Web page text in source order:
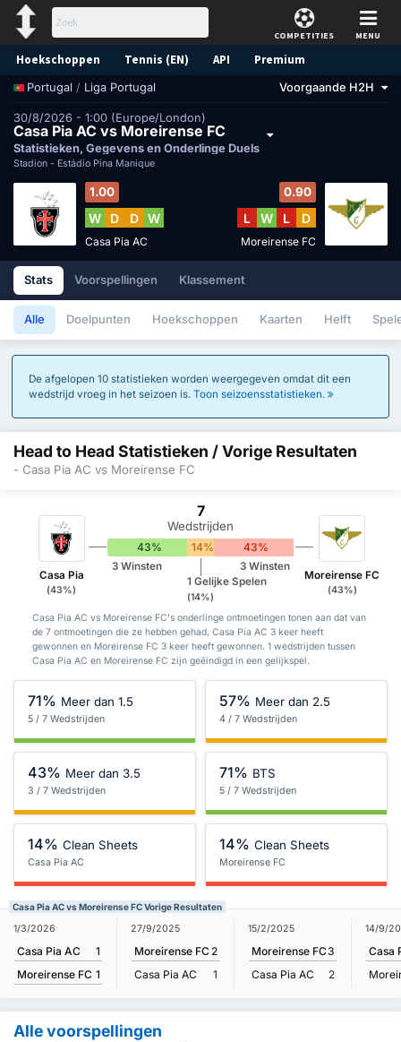
COMPETITIES MENU
Hoekschoppen Tennis (EN) API Premium
Voorspelling
Portugal / Liga Portugal Voorgaande H2H
30/8/2026 - 1:00 (Europe/London)
Casa Pia AC vs Moreirense FC
Statistieken, Gegevens en Onderlinge Duels
Stadion - Estádio Pina Manique
1.00
W D D W
Casa Pia AC
0.90
L W L D
Moreirense FC
Stats Voorspellingen Klassement
Alle Doelpunten Hoekschoppen Kaarten Helft
De afgelopen 10 statistieken worden weergegeven omdat dit een
wedstrijd vroeg in het seizoen is. Toon seizoensstatistieken.
Head to Head Statistieken / Vorige Resultaten
- Casa Pia AC vs Moreirense FC
Casa Pia
(43%)
7
Wedstrijden
43% 14% 43%
3 Winsten
1 Gelijke Spelen
(14%)
3 Winsten
Moreirense FC
(43%)
Casa Pia AC vs Moreirense FC's onderlinge ontmoetingen tonen aan dat van
de 7 ontmoetingen die ze hebben gehad, Casa Pia AC 3 keer heeft
gewonnen en Moreirense FC 3 keer heeft gewonnen. 1 wedstrijden tussen
Casa Pia AC en Moreirense FC zijn geëindigd in een gelijkspel.
71% Meer dan 1.5
5 / 7 Wedstrijden
57% Meer dan 2.5
4 / 7 Wedstrijden
43% Meer dan 3.5
3 / 7 Wedstrijden
71% BTS
5 / 7 Wedstrijden
14% Clean Sheets
Casa Pia AC
14% Clean Sheets
Moreirense FC
Casa Pia AC vs Moreirense FC Vorige Resultaten
1/3/2026
Casa Pia AC
1
Moreirense FC 1
27/9/2025
Moreirense FC 2
Casa Pia AC
1
15/2/2025
Moreirense FC3
Casa Pia AC
2
14/9/
Casa
Alle voorspellingen